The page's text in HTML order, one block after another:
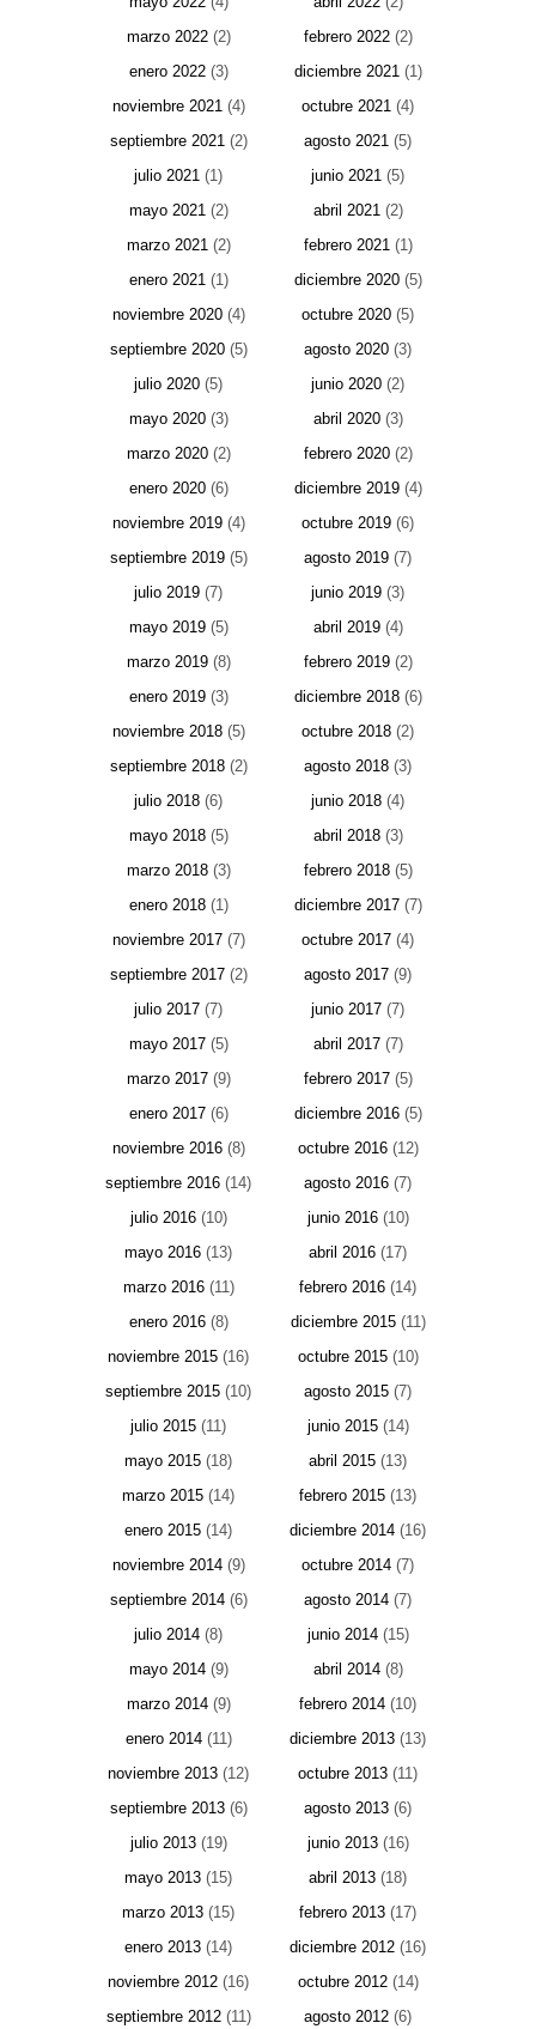
marzo 2022(2) febrero 2022(2)
enero 2022(3) diciembre 2021(1)
noviembre 2021(4) octubre 2021 (4)
septiembre 2021(2) agosto 2021 (5)
julio 2021 (1) junio 2021 (5)
mayo 2021(2) abril 2021(2)
marzo 2021(2) febrero 2021(1)
enero 2021(1) diciembre 2020(5)
noviembre 2020(4) octubre 2020 (5)
septiembre 2020(5) agosto 2020 (3)
julio 2020 (5) junio 2020 (2)
mayo 2020(3) abril 2020(3)
marzo 2020(2) febrero 2020(2)
enero 2020(6) diciembre 2019(4)
noviembre 2019(4) octubre 2019 (6)
septiembre 2019(5) agosto 2019 (7)
julio 2019 (7) junio 2019 (3)
mayo 2019(5) abril 2019(4)
marzo 2019(8) febrero 2019(2)
enero 2019(3) diciembre 2018(6)
noviembre 2018(5) octubre 2018 (2)
septiembre 2018(2) agosto 2018 (3)
julio 2018 (6) junio 2018 (4)
mayo 2018(5) abril 2018(3)
marzo 2018(3) febrero 2018(5)
enero 2018(1) diciembre 2017(7)
noviembre 2017(7) octubre 2017 (4)
septiembre 2017(2) agosto 2017 (9)
julio 2017 (7) junio 2017 (7)
mayo 2017(5) abril 2017(7)
marzo 2017(9) febrero 2017(5)
enero 2017(6) diciembre 2016(5)
noviembre 2016(8) octubre 2016(12)
septiembre 2016 (14) agosto 2016 (7)
julio 2016(10) junio 2016(10)
mayo 2016 (13) abril 2016 (17)
marzo 2016(11) febrero 2016 (14)
enero 2016(8) diciembre 2015(11)
noviembre 2015 (16) octubre 2015(10)
septiembre 2015 (10) agosto 2015 (7)
julio 2015 (11) junio 2015(14)
mayo 2015 (18) abril 2015 (13)
marzo 2015 (14) febrero 2015 (13)
enero 2015 (14) diciembre 2014 (16)
noviembre 2014(9) octubre 2014 (7)
septiembre 2014(6) agosto 2014 (7)
julio 2014 (8) junio 2014(15)
mayo 2014(9) abril 2014(8)
marzo 2014(9) febrero 2014 (10)
enero 2014(11) diciembre 2013 (13)
noviembre 2013 (12) octubre 2013 (11)
septiembre 2013(6) agosto 2013 (6)
julio 2013(19) junio 2013(16)
mayo 2013 (15) abril 2013 (18)
marzo 2013 (15) febrero 2013 (17)
enero 2013 (14) diciembre 2012 (16)
noviembre 2012 (16) octubre 2012(14)
septiembre 2012(11) agosto 2012 (6)